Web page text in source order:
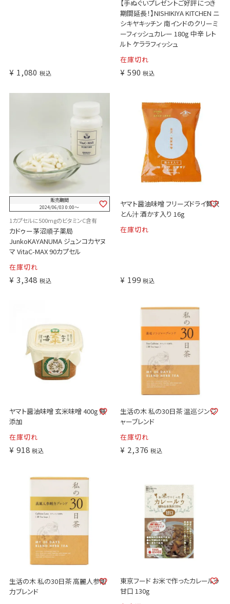
¥ 1,080 税込
【手ぬぐいプレゼントご好評につき
期間延長！】NISHIKIYA KITCHEN ニ
シキヤキッチン 南インドのクリーミ
ーフィッシュカレー 180g 中辛 レト
ルト ケララフィッシュ
在庫切れ
¥ 590 税込
販売期間
2024/06/03 0:00〜
1カプセルに500mgのビタミンC含有
カドゥー茅沼順子薬局
JunkoKAYANUMA ジュンコカヤヌ
マ VitaC-MAX 90カプセル
在庫切れ
¥ 3,348 税込
ヤマト醤油味噌 フリーズドライ贅沢
とん汁 酒かす入り 16g
在庫切れ
¥ 199 税込
ヤマト醤油味噌 玄米味噌 400g 無
添加
在庫切れ
¥ 918 税込
生活の木 私の30日茶 温巡ジンジ
ャーブレンド
在庫切れ
¥ 2,376 税込
生活の木 私の30日茶 高麗人参剛
力ブレンド
東京フード お米で作ったカレールゥ
甘口 130g